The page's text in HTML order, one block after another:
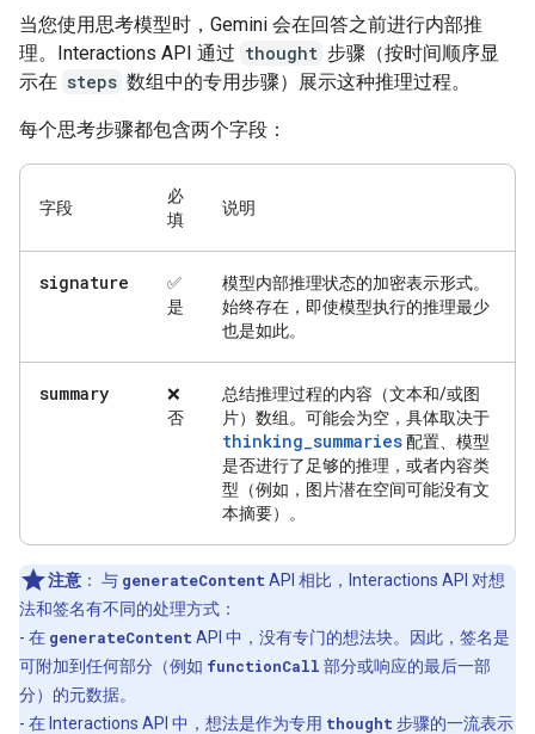
当您使用思考模型时，Gemini 会在回答之前进行内部推
理。Interactions API 通过 thought 步骤（按时间顺序显
示在 steps 数组中的专用步骤）展示这种推理过程。
每个思考步骤都包含两个字段：
字段
必
填
说明
signature
✅
是
模型内部推理状态的加密表示形式。
始终存在，即使模型执行的推理最少
也是如此。
summary
❌
否
总结推理过程的内容（文本和/或图
片）数组。可能会为空，具体取决于
thinking_summaries配置、模型
是否进行了足够的推理，或者内容类
型（例如，图片潜在空间可能没有文
本摘要）。
注意 ： 与 generateContent API 相比，Interactions API 对想
法和签名有不同的处理方式：
- 在 generateContent API 中，没有专门的想法块。因此，签名是
可附加到任何部分（例如 functionCall 部分或响应的最后一部
分）的元数据。
- 在 Interactions API 中，想法是作为专用 thought 步骤的一流表示